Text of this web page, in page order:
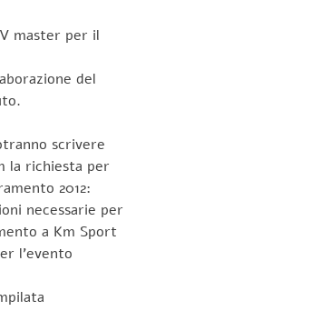
master per il
del
scrivere
la richiesta per
2012:
necessarie per
a Km Sport
l’evento